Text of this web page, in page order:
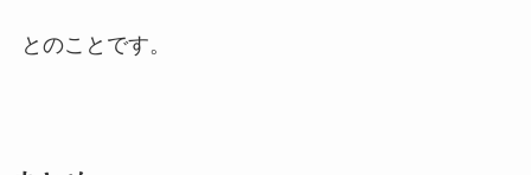
とのことです。